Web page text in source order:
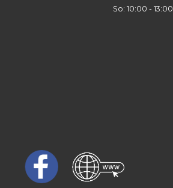
So: 10:00 - 13:00